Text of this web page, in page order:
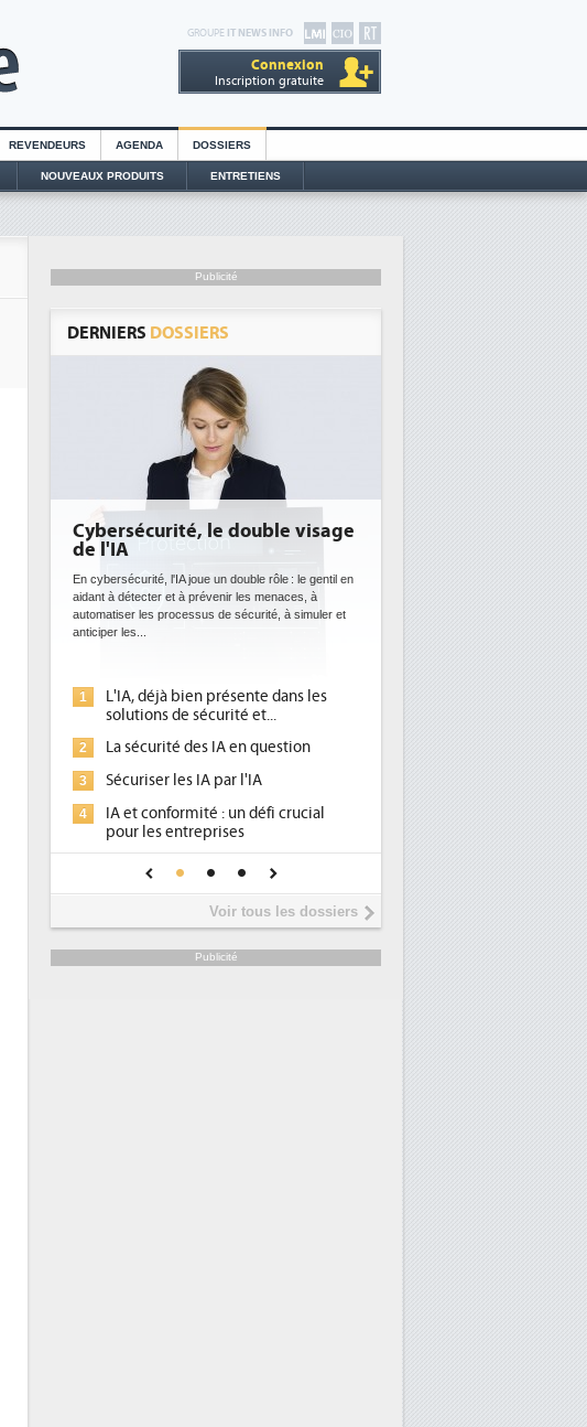
GROUPE IT NEWS INFO
Connexion
Inscription gratuite
REVENDEURS AGENDA DOSSIERS
NOUVEAUX PRODUITS ENTRETIENS
Publicité
DERNIERS DOSSIERS
le double visage
l'IA joue un double rôle : le gentil en
à détecter et à prévenir les menaces, à
les processus de sécurité, à simuler et
L'IA, déjà bien présente dans les
solutions de sécurité et...
La sécurité des IA en question
Sécuriser les IA par l'IA
IA et conformité : un défi crucial
pour les entreprises
Une IA de confiance pour une IA
DEE: l'efficacité énergétique
Des datacenters plus durables et plus efficaces,
ce que recherchent les pouvoirs publics européens
1
2
Phocea DC dans les cordes pour la
Interview de Fabrice Coquio,
président de Digital Realty...
6
Trimestriels IBM : L'activité
soutient les...
Voir tous les dossiers
Publicité